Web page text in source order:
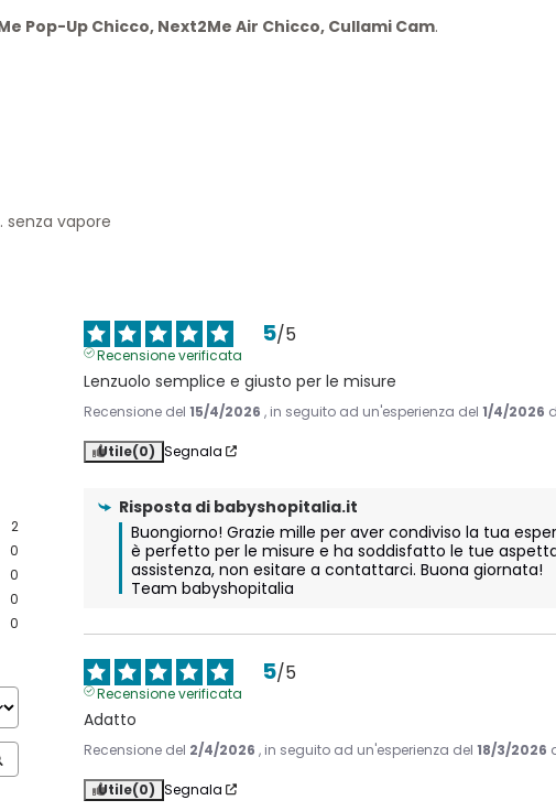
Pop-Up Chicco, Next2Me Air Chicco, Cullami Cam.
senza vapore
2
0
0
0
0
5/5
Recensione verificata
Lenzuolo semplice e giusto per le misure
Recensione del 15/4/2026 , in seguito ad un'esperienza del 1/4/2026
Utile(0) Segnala
Risposta dibabyshopitalia.it
Buongiorno! Grazie mille per aver condiviso la tua
è perfetto per le misure e ha soddisfatto le tue
assistenza, non esitare a contattarci. Buona giornata!
Team babyshopitalia
5/5
Recensione verificata
Adatto
Recensione del 2/4/2026 , in seguito ad un'esperienza del 18/3/2026
Utile(0) Segnala